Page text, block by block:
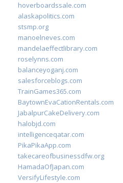
hoverboardssale.com
alaskapolitics.com
stsmp.org
manoelneves.com
mandelaeffectlibrary.com
roselynns.com
balanceyoganj.com
salesforceblogs.com
TrainGames365.com
BaytownEvaCationRentals.com
JabalpurCakeDelivery.com
halobjd.com
intelligenceqatar.com
PikaPikaApp.com
takecareofbusinessdfw.org
HamadaOfJapan.com
VersifyLifestyle.com